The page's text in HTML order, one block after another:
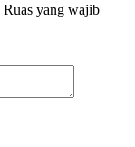
Ruas yang wajib